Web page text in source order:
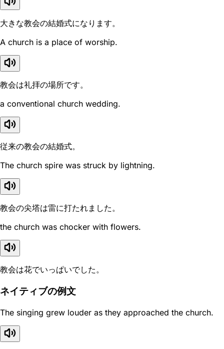
大きな教会の結婚式になります。
A church is a place of worship.
教会は礼拝の場所です。
a conventional church wedding.
従来の教会の結婚式。
The church spire was struck by lightning.
教会の尖塔は雷に打たれました。
the church was chocker with flowers.
教会は花でいっぱいでした。
ネイティブの例文
The singing grew louder as they approached the church.